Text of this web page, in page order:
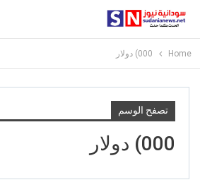
Home 000) دولار
تصفح الوسم
000) دولار